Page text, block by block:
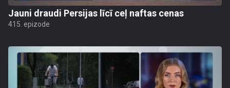
Jauni draudi Persijas līcī ceļ naftas cenas
415. epizode